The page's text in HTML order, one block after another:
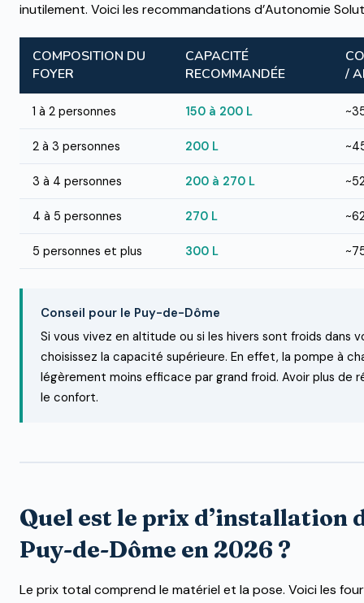
inutilement. Voici les recommandations d’Autonomie
COMPOSITION DU
FOYER
CAPACITÉ
RECOMMANDÉE
/
1 à 2 personnes 150 à 200 L
2 à 3 personnes 200 L
3 à 4 personnes 200 à 270 L
4 à 5 personnes 270 L
5 personnes et plus 300 L
Conseil pour le Puy-de-Dôme
Si vous vivez en altitude ou si les hivers sont froids dans
choisissez la capacité supérieure. En effet, la pompe à
légèrement moins efficace par grand froid. Avoir plus de
le confort.
Quel est le prix d’installation
Puy-de-Dôme en 2026 ?
Le prix total comprend le matériel et la pose. Voici les